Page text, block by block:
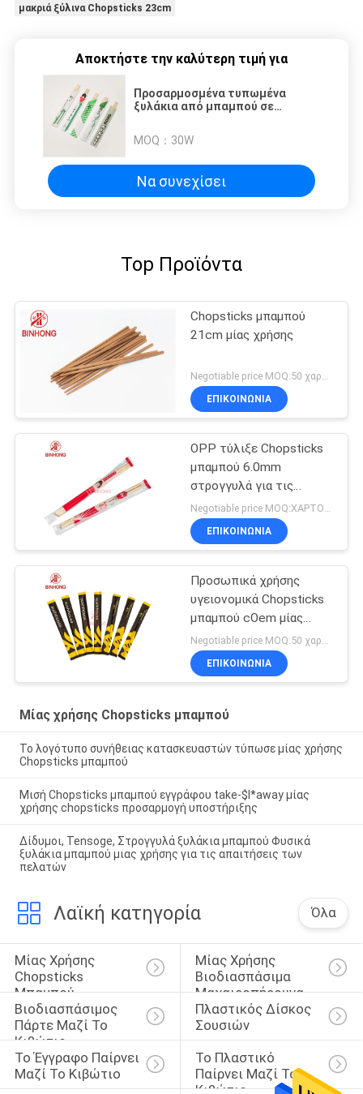
μακριά ξύλινα Chopsticks 23cm
Αποκτήστε την καλύτερη τιμή για
Προσαρμοσμένα τυπωμένα
ξυλάκια από μπαμπού σε
MOQ： 30W
Να συνεχίσει
Top Προϊόντα
Chopsticks μπαμπού
21cm μίας χρήσης
Negotiable price MOQ:50 χαρτοκιβώτιο
ΕΠΙΚΟΙΝΩΝΙΑ
OPP τύλιξε Chopsticks
μπαμπού 6.0mm
στρογγυλά για τις
εκκλησίες
ΕΠΙΚΟΙΝΩΝΙΑ
Προσωπικά χρήσης
υγειονομικά Chopsticks
μπαμπού cOem μίας
χρήσης
ΕΠΙΚΟΙΝΩΝΙΑ
Μίας χρήσης Chopsticks μπαμπού
Το λογότυπο συνήθειας κατασκευαστών τύπωσε μίας χρήσης
Chopsticks μπαμπού
Μισή Chopsticks μπαμπού εγγράφου take-$l*away μίας
χρήσης chopsticks προσαρμογή υποστήριξης
Δίδυμοι, Tensoge, Στρογγυλά ξυλάκια μπαμπού Φυσικά
ξυλάκια μπαμπού μιας χρήσης για τις απαιτήσεις των
πελατών
Λαϊκή κατηγορία Όλα
Μίας Χρήσης
Chopsticks
Μπαμπού
Μίας Χρήσης
Βιοδιασπάσιμα
Μαχαιροπήρουνα
Βιοδιασπάσιμος
Πάρτε Μαζί Το
Κιβώτιο
Πλαστικός Δίσκος
Σουσιών
Το Έγγραφο Παίρνει
Μαζί Το Κιβώτιο
Το Πλαστικό
Παίρνει Μαζί Το
Κιβώτιο